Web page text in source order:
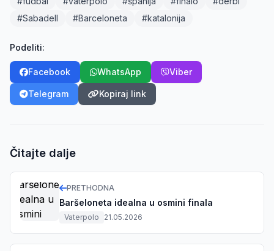
#Sabadell
#Barceloneta #katalonija
Podeliti:
Facebook WhatsApp Viber
Telegram Kopiraj link
Čitajte dalje
PRETHODNA
Baršeloneta idealna u osmini finala
Vaterpolo 21.05.2026